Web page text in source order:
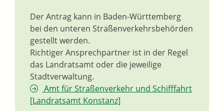
Der Antrag kann in Baden-Württemberg
bei den unteren Straßenverkehrsbehörden
gestellt werden.
Richtiger Ansprechpartner ist in der Regel
das Landratsamt oder die jeweilige
Stadtverwaltung.
Amt für Straßenverkehr und Schifffahrt
[Landratsamt Konstanz]